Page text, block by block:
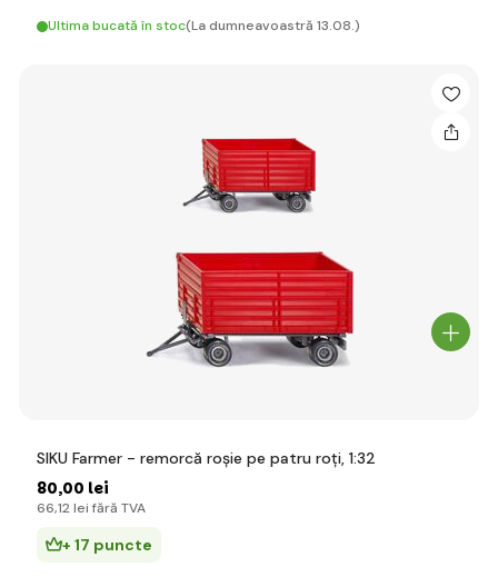
Ultima bucată în stoc(La dumneavoastră 13.08.)
SIKU Farmer - remorcă roșie pe patru roți, 1:32
80,00 lei
66,12 lei fără TVA
+ 17 puncte